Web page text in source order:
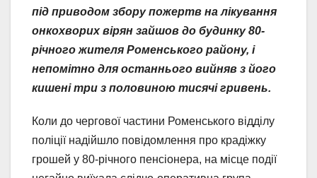
під приводом збору пожертв на лікування
онкохворих вірян зайшов до будинку 80-
річного жителя Роменського району, і
непомітно для останнього вийняв з його
кишені три з половиною тисячі гривень.
Коли до чергової частини Роменського відділу
поліції надійшло повідомлення про крадіжку
грошей у 80-річного пенсіонера, на місце події